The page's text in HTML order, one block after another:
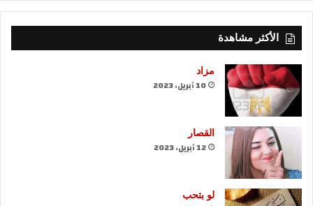
الأكثر مشاهدة
مزاد
10 أبريل، 2023
القصار
12 أبريل، 2023
لو بتحب